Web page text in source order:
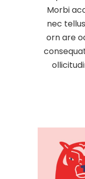
Morbi
nec
orn are